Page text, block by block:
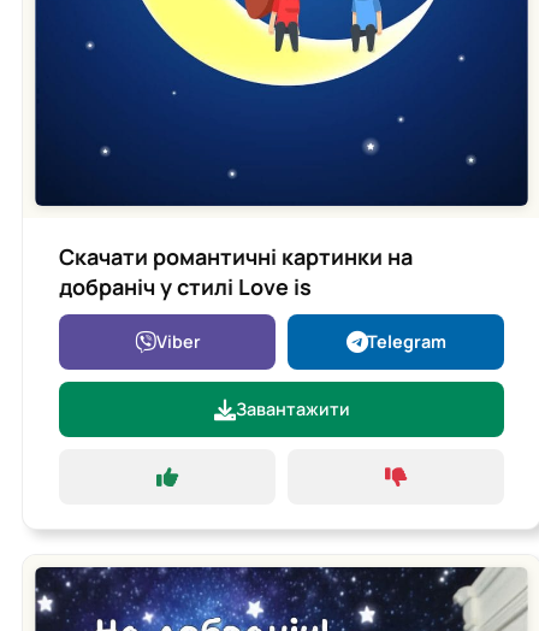
Скачати романтичні картинки на
добраніч у стилі Love is
Viber Telegram
Завантажити